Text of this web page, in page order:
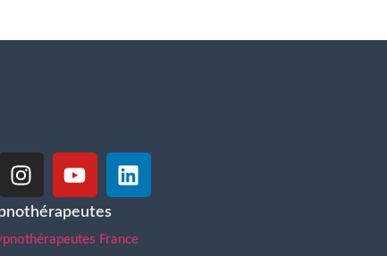
France